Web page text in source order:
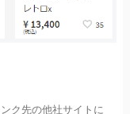
ク先の他社サイトに